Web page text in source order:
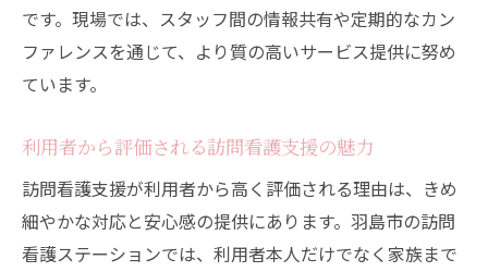
です。現場では、スタッフ間の情報共有や定期的なカン
ファレンスを通じて、より質の高いサービス提供に努め
ています。
利用者から評価される訪問看護支援の魅力
訪問看護支援が利用者から高く評価される理由は、きめ
細やかな対応と安心感の提供にあります。羽島市の訪問
看護ステーションでは、利用者本人だけでなく家族まで